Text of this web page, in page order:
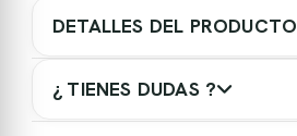
DETALLES DEL PRODUCTO
¿ TIENES DUDAS ?